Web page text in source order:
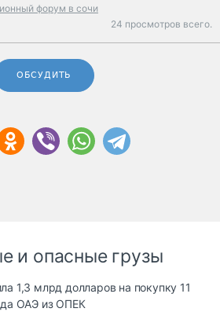
форум в сочи
24 просмотров всего.
ОБСУДИТЬ
и опасные грузы
1,3 млрд долларов на покупку 11
ОАЭ из ОПЕК